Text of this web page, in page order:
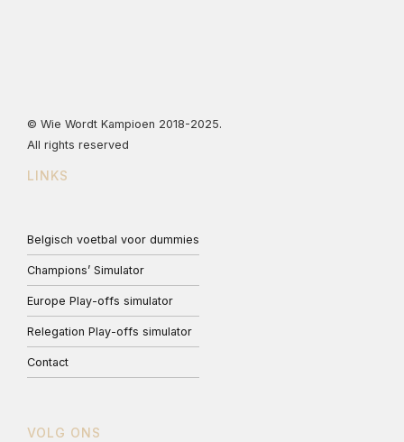
© Wie Wordt Kampioen 2018-2025.
All rights reserved
LINKS
Belgisch voetbal voor dummies
Champions’ Simulator
Europe Play-offs simulator
Relegation Play-offs simulator
Contact
VOLG ONS